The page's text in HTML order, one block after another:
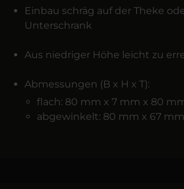
Einbau schräg auf der Theke
Unterschrank
Aus niedriger Höhe leicht zu
Abmessungen (B x H x T):
flach: 80 mm x 7 mm x 80
abgewinkelt: 80 mm x 67